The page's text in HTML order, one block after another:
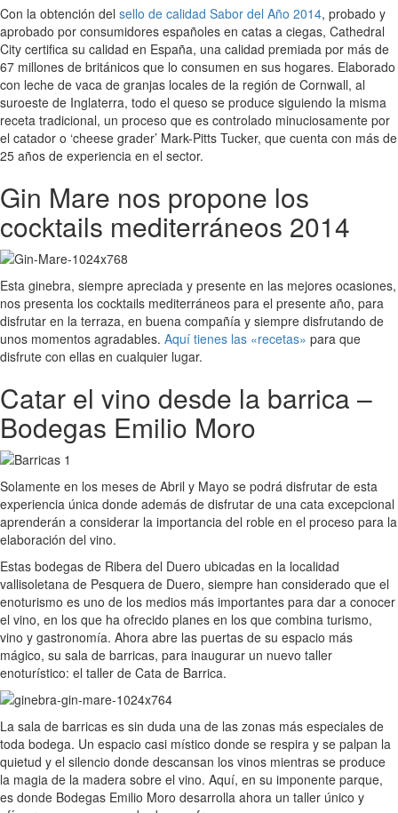
Con la obtención del sello de calidad Sabor del Año 2014, probado y
aprobado por consumidores españoles en catas a ciegas, Cathedral
City certifica su calidad en España, una calidad premiada por más de
67 millones de británicos que lo consumen en sus hogares. Elaborado
con leche de vaca de granjas locales de la región de Cornwall, al
suroeste de Inglaterra, todo el queso se produce siguiendo la misma
receta tradicional, un proceso que es controlado minuciosamente por
el catador o ‘cheese grader’ Mark-Pitts Tucker, que cuenta con más de
25 años de experiencia en el sector.
Gin Mare nos propone los
cocktails mediterráneos 2014
Esta ginebra, siempre apreciada y presente en las mejores ocasiones,
nos presenta los cocktails mediterráneos para el presente año, para
disfrutar en la terraza, en buena compañía y siempre disfrutando de
unos momentos agradables. Aquí tienes las «recetas» para que
disfrute con ellas en cualquier lugar.
Catar el vino desde la barrica –
Bodegas Emilio Moro
Solamente en los meses de Abril y Mayo se podrá disfrutar de esta
experiencia única donde además de disfrutar de una cata excepcional
aprenderán a considerar la importancia del roble en el proceso para la
elaboración del vino.
Estas bodegas de Ribera del Duero ubicadas en la localidad
vallisoletana de Pesquera de Duero, siempre han considerado que el
enoturismo es uno de los medios más importantes para dar a conocer
el vino, en los que ha ofrecido planes en los que combina turismo,
vino y gastronomía. Ahora abre las puertas de su espacio más
mágico, su sala de barricas, para inaugurar un nuevo taller
enoturístico: el taller de Cata de Barrica.
La sala de barricas es sin duda una de las zonas más especiales de
toda bodega. Un espacio casi místico donde se respira y se palpan la
quietud y el silencio donde descansan los vinos mientras se produce
la magia de la madera sobre el vino. Aquí, en su imponente parque,
es donde Bodegas Emilio Moro desarrolla ahora un taller único y